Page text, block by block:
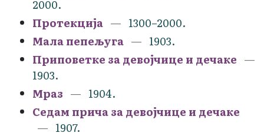
2000.
Протекција
1300–2000.
Мала пепељуга
1903.
Приповетке за девојчице и дечаке
1903.
Мраз
1904.
Седам прича за девојчице и дечаке
1907.